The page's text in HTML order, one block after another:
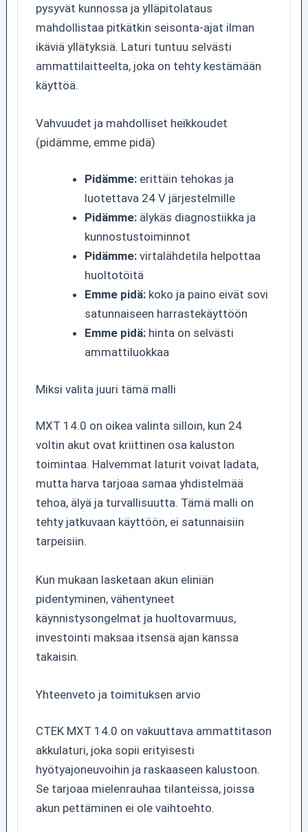
pysyvät kunnossa ja ylläpitolataus
mahdollistaa pitkätkin seisonta-ajat ilman
ikäviä yllätyksiä. Laturi tuntuu selvästi
ammattilaitteelta, joka on tehty kestämään
käyttöä.
Vahvuudet ja mahdolliset heikkoudet
(pidämme, emme pidä)
Pidämme:erittäin tehokas ja
luotettava 24 V järjestelmille
Pidämme:älykäs diagnostiikka ja
kunnostustoiminnot
Pidämme:virtalähdetila helpottaa
huoltotöitä
Emme pidä:koko ja paino eivät sovi
satunnaiseen harrastekäyttöön
Emme pidä:hinta on selvästi
ammattiluokkaa
Miksi valita juuri tämä malli
MXT 14.0 on oikea valinta silloin, kun 24
voltin akut ovat kriittinen osa kaluston
toimintaa. Halvemmat laturit voivat ladata,
mutta harva tarjoaa samaa yhdistelmää
tehoa, älyä ja turvallisuutta. Tämä malli on
tehty jatkuvaan käyttöön, ei satunnaisiin
tarpeisiin.
Kun mukaan lasketaan akun eliniän
pidentyminen, vähentyneet
käynnistysongelmat ja huoltovarmuus,
investointi maksaa itsensä ajan kanssa
takaisin.
Yhteenveto ja toimituksen arvio
CTEK MXT 14.0 on vakuuttava ammattitason
akkulaturi, joka sopii erityisesti
hyötyajoneuvoihin ja raskaaseen kalustoon.
Se tarjoaa mielenrauhaa tilanteissa, joissa
akun pettäminen ei ole vaihtoehto.